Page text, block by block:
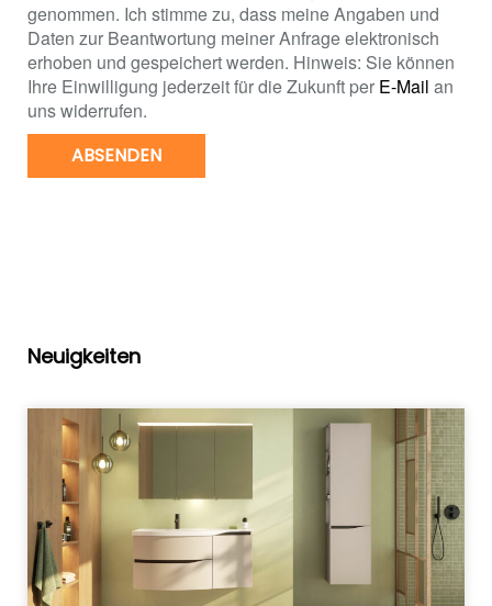
genommen. Ich stimme zu, dass meine Angaben und
Daten zur Beantwortung meiner Anfrage elektronisch
erhoben und gespeichert werden. Hinweis: Sie können
Ihre Einwilligung jederzeit für die Zukunft per E-Mail an
uns widerrufen.
ABSENDEN
Neuigkeiten